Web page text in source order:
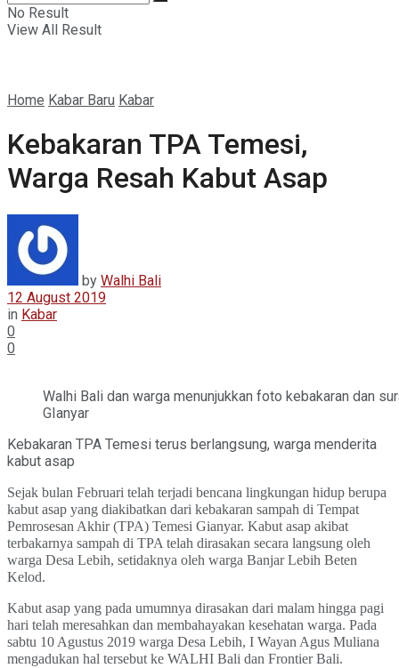
No Result
View All Result
Home Kabar Baru Kabar
Kebakaran TPA Temesi,
Warga Resah Kabut Asap
by Walhi Bali
12 August 2019
in Kabar
0
0
Walhi Bali dan warga menunjukkan foto kebakaran dan
GIanyar
Kebakaran TPA Temesi terus berlangsung, warga menderita
kabut asap
Sejak bulan Februari telah terjadi bencana lingkungan hidup berupa
kabut asap yang diakibatkan dari kebakaran sampah di Tempat
Pemrosesan Akhir (TPA) Temesi Gianyar. Kabut asap akibat
terbakarnya sampah di TPA telah dirasakan secara langsung oleh
warga Desa Lebih, setidaknya oleh warga Banjar Lebih Beten
Kelod.
Kabut asap yang pada umumnya dirasakan dari malam hingga pagi
hari telah meresahkan dan membahayakan kesehatan warga. Pada
sabtu 10 Agustus 2019 warga Desa Lebih, I Wayan Agus Muliana
mengadukan hal tersebut ke WALHI Bali dan Frontier Bali.